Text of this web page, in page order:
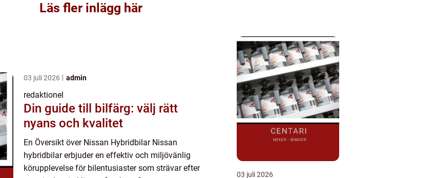
Läs fler inlägg här
03 juli 2026 admin
redaktionel
Din guide till bilfärg: välj rätt
nyans och kvalitet
En Översikt över Nissan Hybridbilar Nissan
hybridbilar erbjuder en effektiv och miljövänlig
körupplevelse för bilentusiaster som strävar efter
03 juli 2026